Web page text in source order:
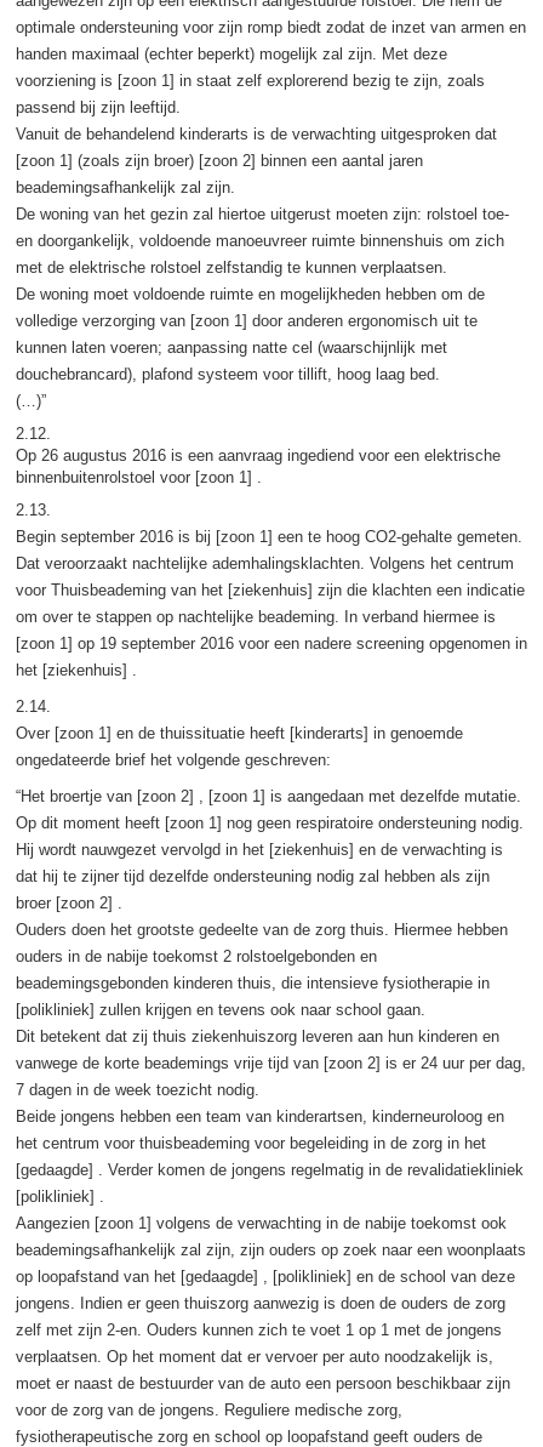
optimale ondersteuning voor zijn romp biedt zodat de inzet van armen en
handen maximaal (echter beperkt) mogelijk zal zijn. Met deze
voorziening is [zoon 1] in staat zelf explorerend bezig te zijn, zoals
passend bij zijn leeftijd.
Vanuit de behandelend kinderarts is de verwachting uitgesproken dat
[zoon 1] (zoals zijn broer) [zoon 2] binnen een aantal jaren
beademingsafhankelijk zal zijn.
De woning van het gezin zal hiertoe uitgerust moeten zijn: rolstoel toe-
en doorgankelijk, voldoende manoeuvreer ruimte binnenshuis om zich
met de elektrische rolstoel zelfstandig te kunnen verplaatsen.
De woning moet voldoende ruimte en mogelijkheden hebben om de
volledige verzorging van [zoon 1] door anderen ergonomisch uit te
kunnen laten voeren; aanpassing natte cel (waarschijnlijk met
douchebrancard), plafond systeem voor tillift, hoog laag bed.
(…)”
2.12.
Op 26 augustus 2016 is een aanvraag ingediend voor een elektrische
binnenbuitenrolstoel voor [zoon 1] .
2.13.
Begin september 2016 is bij [zoon 1] een te hoog CO2-gehalte gemeten.
Dat veroorzaakt nachtelijke ademhalingsklachten. Volgens het centrum
voor Thuisbeademing van het [ziekenhuis] zijn die klachten een indicatie
om over te stappen op nachtelijke beademing. In verband hiermee is
[zoon 1] op 19 september 2016 voor een nadere screening opgenomen in
het [ziekenhuis] .
2.14.
Over [zoon 1] en de thuissituatie heeft [kinderarts] in genoemde
ongedateerde brief het volgende geschreven:
“Het broertje van [zoon 2] , [zoon 1] is aangedaan met dezelfde mutatie.
Op dit moment heeft [zoon 1] nog geen respiratoire ondersteuning nodig.
Hij wordt nauwgezet vervolgd in het [ziekenhuis] en de verwachting is
dat hij te zijner tijd dezelfde ondersteuning nodig zal hebben als zijn
broer [zoon 2] .
Ouders doen het grootste gedeelte van de zorg thuis. Hiermee hebben
ouders in de nabije toekomst 2 rolstoelgebonden en
beademingsgebonden kinderen thuis, die intensieve fysiotherapie in
[polikliniek] zullen krijgen en tevens ook naar school gaan.
Dit betekent dat zij thuis ziekenhuiszorg leveren aan hun kinderen en
vanwege de korte beademings vrije tijd van [zoon 2] is er 24 uur per dag,
7 dagen in de week toezicht nodig.
Beide jongens hebben een team van kinderartsen, kinderneuroloog en
het centrum voor thuisbeademing voor begeleiding in de zorg in het
[gedaagde] . Verder komen de jongens regelmatig in de revalidatiekliniek
[polikliniek] .
Aangezien [zoon 1] volgens de verwachting in de nabije toekomst ook
beademingsafhankelijk zal zijn, zijn ouders op zoek naar een woonplaats
op loopafstand van het [gedaagde] , [polikliniek] en de school van deze
jongens. Indien er geen thuiszorg aanwezig is doen de ouders de zorg
zelf met zijn 2-en. Ouders kunnen zich te voet 1 op 1 met de jongens
verplaatsen. Op het moment dat er vervoer per auto noodzakelijk is,
moet er naast de bestuurder van de auto een persoon beschikbaar zijn
voor de zorg van de jongens. Reguliere medische zorg,
fysiotherapeutische zorg en school op loopafstand geeft ouders de